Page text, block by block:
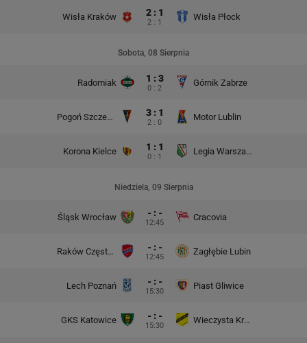
Wisła Kraków 2 : 1
2 : 1
Wisła Płock
Sobota, 08 Sierpnia
Radomiak 1 : 3
0 : 2
Górnik Zabrze
Pogoń Szczecin 3 : 1
2 : 0
Motor Lublin
Korona Kielce 1 : 1
0 : 1
Legia Warszawa
Niedziela, 09 Sierpnia
Śląsk Wrocław - : -
12:45
Cracovia
Raków Częstochowa - : -
12:45
Zagłębie Lubin
Lech Poznań - : -
15:30
Piast Gliwice
GKS Katowice - : -
15:30
Wieczysta Kraków